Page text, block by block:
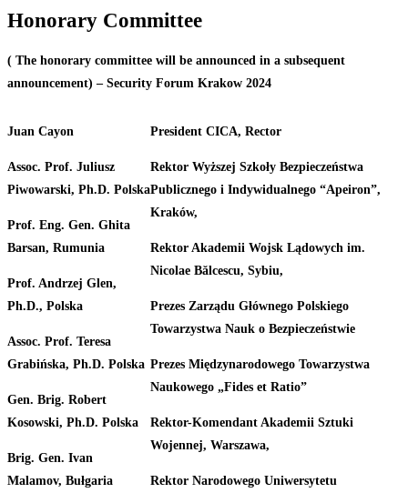
Honorary Committee
( The honorary committee will be announced in a subsequent
announcement) – Security Forum Krakow 2024
Juan Cayon
Assoc. Prof. Juliusz
Piwowarski, Ph.D. Polska
Prof. Eng. Gen. Ghita
Barsan, Rumunia
Prof. Andrzej Glen,
Ph.D., Polska
Assoc. Prof. Teresa
Grabińska, Ph.D. Polska
Gen. Brig. Robert
Kosowski, Ph.D. Polska
Brig. Gen. Ivan
Malamov, Bułgaria
President CICA, Rector
Rektor Wyższej Szkoły Bezpieczeństwa
Publicznego i Indywidualnego “Apeiron”,
Kraków,
Rektor Akademii Wojsk Lądowych im.
Nicolae Bălcescu, Sybiu,
Prezes Zarządu Głównego Polskiego
Towarzystwa Nauk o Bezpieczeństwie
Prezes Międzynarodowego Towarzystwa
Naukowego „Fides et Ratio”
Rektor-Komendant Akademii Sztuki
Wojennej, Warszawa,
Rektor Narodowego Uniwersytetu